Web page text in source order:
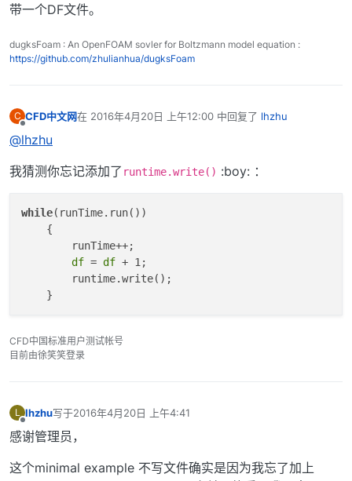
带一个DF文件。
dugksFoam : An OpenFOAM sovler for Boltzmann model equation :
https://github.com/zhulianhua/dugksFoam
C CFD中文网在 2016年4月20日 上午12:00 中回复了 lhzhu
最后由 编辑
@lhzhu
我猜测你忘记添加了 runtime.write() :boy: ：
while(runTime.run())
    {
        runTime++;
df = df + 1;
        runtime.write();
CFD中国标准用户测试帐号
目前由徐笑笑登录
L
离线
lhzhu写于2016年4月20日 上午4:41
最后由 编辑
感谢管理员，
这个minimal example 不写文件确实是因为我忘了加上